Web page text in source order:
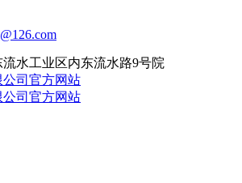
水工业区内东流水路9号院